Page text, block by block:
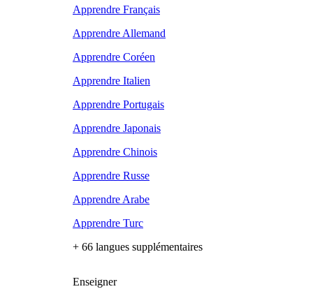
Apprendre Français
Apprendre Allemand
Apprendre Coréen
Apprendre Italien
Apprendre Portugais
Apprendre Japonais
Apprendre Chinois
Apprendre Russe
Apprendre Arabe
Apprendre Turc
+ 66 langues supplémentaires
Enseigner